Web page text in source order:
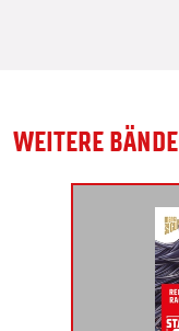
WEITERE BÄNDE